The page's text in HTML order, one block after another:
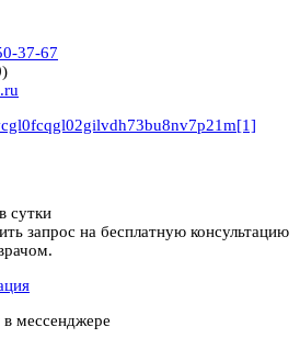
37-67
сутки
запрос на бесплатную консультацию
мессенджере